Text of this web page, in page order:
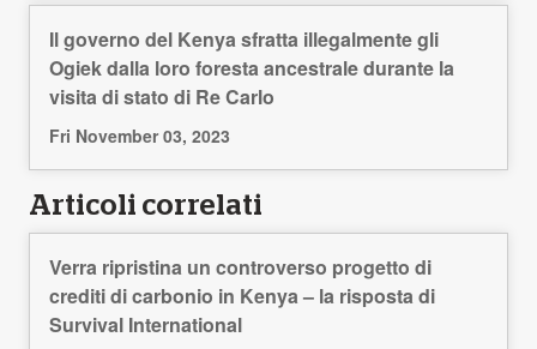
Il governo del Kenya sfratta illegalmente gli
Ogiek dalla loro foresta ancestrale durante la
visita di stato di Re Carlo
Fri November 03, 2023
Articoli correlati
Verra ripristina un controverso progetto di
crediti di carbonio in Kenya – la risposta di
Survival International